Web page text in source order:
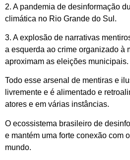
2. A pandemia de desinformação
climática no Rio Grande do Sul.
3. A explosão de narrativas
a esquerda ao crime organizado à
aproximam as eleições municipais.
Todo esse arsenal de mentiras e
livremente e é alimentado e
atores e em várias instâncias.
O ecossistema brasileiro de
e mantém uma forte conexão com
mundo.